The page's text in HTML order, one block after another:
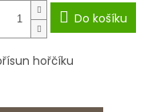
Do košíku
hořčíku